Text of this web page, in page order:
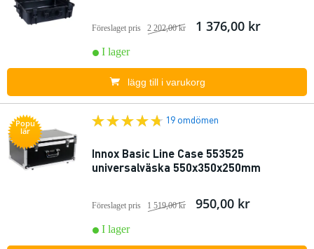
Föreslaget pris 2 202,00 kr 1 376,00 kr
I lager
lägg till i varukorg
Popu
lär
19 omdömen
Innox Basic Line Case 553525
universalväska 550x350x250mm
Föreslaget pris 1 519,00 kr 950,00 kr
I lager